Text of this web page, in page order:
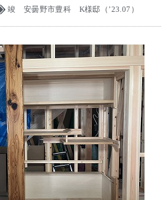
竣 安曇野市豊科 K様邸（’23.07）